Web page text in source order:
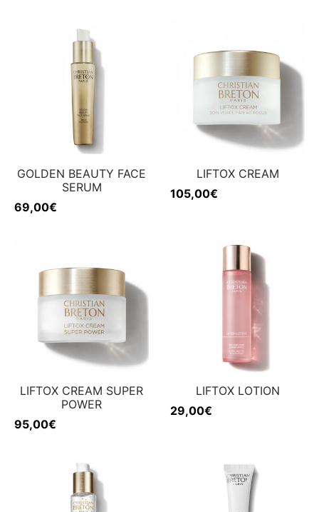
GOLDEN BEAUTY FACE
SERUM
69,00€
LIFTOX CREAM
105,00€
LIFTOX CREAM SUPER
POWER
95,00€
LIFTOX LOTION
29,00€